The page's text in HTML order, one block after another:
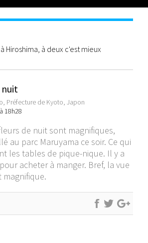
Hiroshima, à deux c'est mieux
nuit
Préfecture de Kyoto, Japon
18h28
de nuit sont magnifiques,
au parc Maruyama ce soir. Ce qui
les tables de pique-nique. Il y a
acheter à manger. Bref, la vue
magnifique.